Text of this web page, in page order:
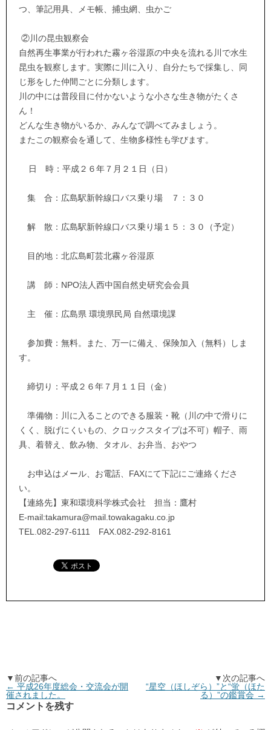
つ、筆記用具、メモ帳、捕虫網、虫かご
②川の昆虫観察会
自然再生事業が行われた霧ヶ谷湿原の中央を流れる川で水生
昆虫を観察します。実際に川に入り、自分たちで採集し、同
じ形をした仲間ごとに分類します。
川の中には普段目に付かないような小さな生き物がたくさ
ん！
どんな生き物がいるか、みんなで調べてみましょう。
またこの観察会を通して、生物多様性も学びます。
日 時：平成２６年７月２１日（日）
集 合：広島駅新幹線口バス乗り場 ７：３０
解 散：広島駅新幹線口バス乗り場１５：３０（予定）
目的地：北広島町芸北霧ヶ谷湿原
講 師：NPO法人西中国自然史研究会会員
主 催：広島県 環境県民局 自然環境課
参加費：無料。また、万一に備え、保険加入（無料）しま
す。
締切り：平成２６年７月１１日（金）
準備物：川に入ることのできる服装・靴（川の中で滑りに
くく、脱げにくいもの、クロックスタイプは不可）帽子、雨
具、着替え、飲み物、タオル、お弁当、おやつ
お申込はメール、お電話、FAXにて下記にご連絡くださ
い。
【連絡先】東和環境科学株式会社 担当：鷹村
E-mail:takamura@mail.towakagaku.co.jp
TEL.082-297-6111 FAX.082-292-8161
▼前の記事へ
← 平成26年度総会・交流会が開
催されました。
▼次の記事へ
“星空（ほしぞら）”と“蛍（ほた
る）”の鑑賞会 →
コメントを残す